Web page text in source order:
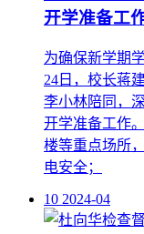
为确保新学期
李小林陪同，
开学准备工作
楼等重点场所
电安全；
10 2024-04
杜向华检查